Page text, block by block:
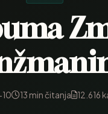
13 min čitanja 12.616